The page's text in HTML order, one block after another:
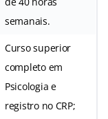
semanais.
Curso superior
completo em
Psicologia e
registro no CRP;